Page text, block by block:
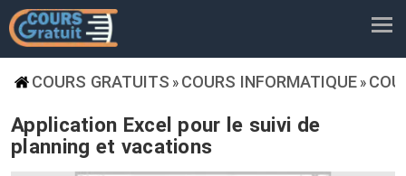
COURS GRATUITS » COURS INFORMATIQUE »
Application Excel pour le suivi de
planning et vacations